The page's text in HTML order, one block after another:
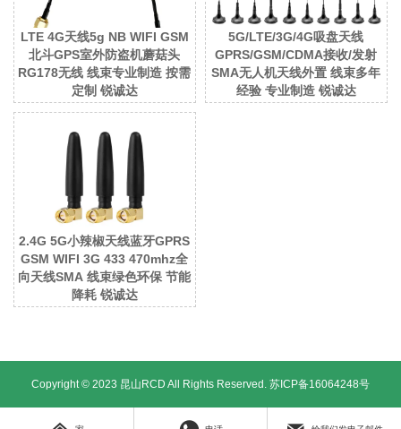
LTE 4G天线5g NB WIFI GSM
北斗GPS室外防盗机蘑菇头
RG178无线 线束专业制造 按需
定制 锐诚达
5G/LTE/3G/4G吸盘天线
GPRS/GSM/CDMA接收/发射
SMA无人机天线外置 线束多年
经验 专业制造 锐诚达
2.4G 5G小辣椒天线蓝牙GPRS
GSM WIFI 3G 433 470mhz全
向天线SMA 线束绿色环保 节能
降耗 锐诚达
Copyright © 2023 昆山RCD All Rights Reserved. 苏ICP备16064248号